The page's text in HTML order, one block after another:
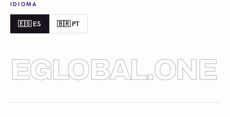
IDIOMA
🇪🇸 ES 🇧🇷 PT
EGLOBAL.ONE